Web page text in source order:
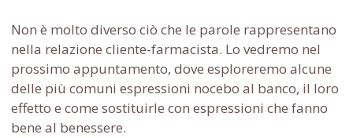
Non è molto diverso ciò che le parole rappresentano
nella relazione cliente-farmacista. Lo vedremo nel
prossimo appuntamento, dove esploreremo alcune
delle più comuni espressioni nocebo al banco, il loro
effetto e come sostituirle con espressioni che fanno
bene al benessere.